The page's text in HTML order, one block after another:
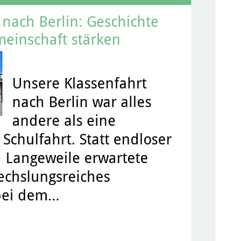
Berlin: Geschichte
stärken
Unsere Klassenfahrt
nach Berlin war alles
andere als eine
Statt endloser
Langeweile erwartete
dem…